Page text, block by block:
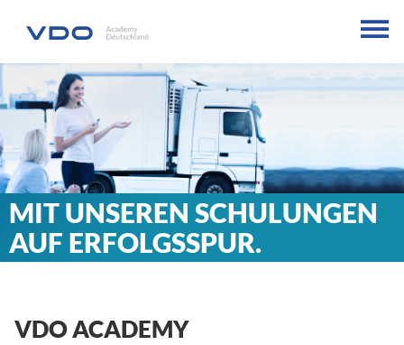
MIT UNSEREN SCHULUNGEN
AUF ERFOLGSSPUR.
VDO ACADEMY